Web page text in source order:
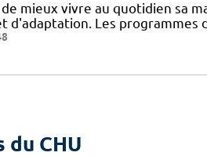
de mieux vivre au quotidien sa
d'adaptation. Les programmes
du CHU